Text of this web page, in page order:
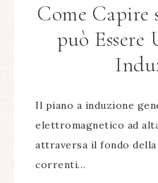
Come Capire
può
Il piano a induzione
elettromagnetico ad
attraversa il fondo
correnti…